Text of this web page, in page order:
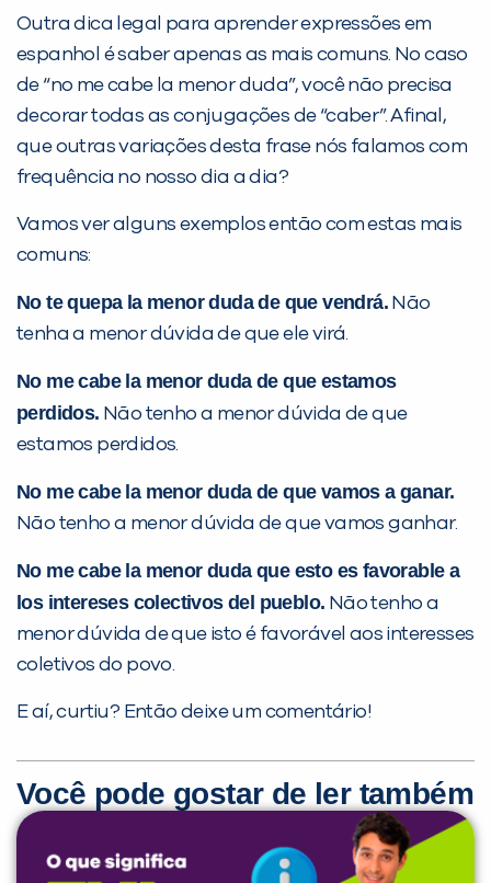
Outra dica legal para aprender expressões em
espanhol é saber apenas as mais comuns. No caso
de “no me cabe la menor duda”, você não precisa
decorar todas as conjugações de “caber”. Afinal,
que outras variações desta frase nós falamos com
frequência no nosso dia a dia?
Vamos ver alguns exemplos então com estas mais
comuns:
No te quepa la menor duda de que vendrá. Não
tenha a menor dúvida de que ele virá.
No me cabe la menor duda de que estamos
perdidos. Não tenho a menor dúvida de que
estamos perdidos.
No me cabe la menor duda de que vamos a ganar.
Não tenho a menor dúvida de que vamos ganhar.
No me cabe la menor duda que esto es favorable a
los intereses colectivos del pueblo. Não tenho a
menor dúvida de que isto é favorável aos interesses
coletivos do povo.
E aí, curtiu? Então deixe um comentário!
Você pode gostar de ler também
Você é aluno inFlux?
Sim Não
VOLTAR